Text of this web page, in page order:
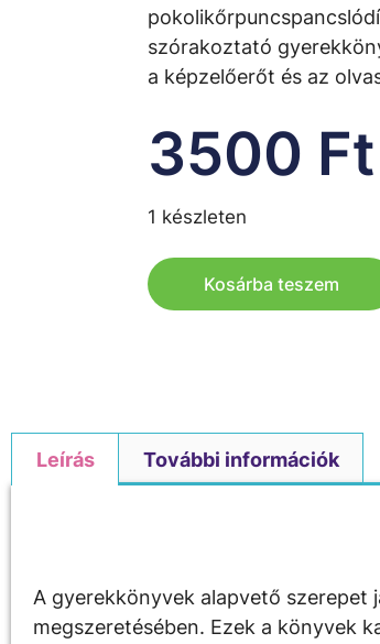
szórakoztató
a képzelőerőt és az
3500 Ft
1 készleten
Kosárba teszem
Leírás További információk
A gyerekkönyvek alapvető szerepet
megszeretésében. Ezek a könyvek